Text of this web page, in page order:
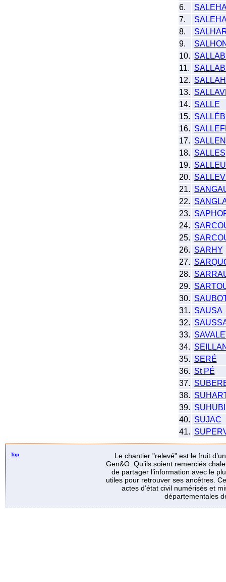
6.
7.
8.
9.
10.
11.
12.
13.
14. SALLE
15.
16.
17.
18. SALLES
19.
20.
21.
22.
23.
24.
25.
26. SARHY
27.
28.
29.
30.
31. SAUSA
32.
33.
34.
35. SERÉ
36. St PÉ
37.
38.
39.
40. SUJAC
41.
Top
Le chantier "relevé" est le fruit
Gen&O. Qu’ils soient remerciés
de partager l’information avec le
utiles pour retrouver ses ancêtres.
actes d’état civil numérisés et
départementales